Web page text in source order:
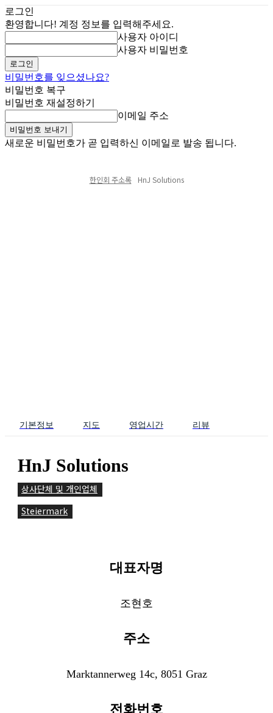
로그인
환영합니다! 계정 정보를 입력해주세요.
사용자 아이디
사용자 비밀번호
비밀번호를 잊으셨나요?
비밀번호 복구
비밀번호 재설정하기
이메일 주소
새로운 비밀번호가 곧 입력하신 이메일로 발송 됩니다.
한인회 주소록 HnJ Solutions
기본정보 지도 영업시간 리뷰
HnJ Solutions
상사단체 및 개인업체
Steiermark
대표자명
조현호
주소
Marktannerweg 14c, 8051 Graz
전화번호